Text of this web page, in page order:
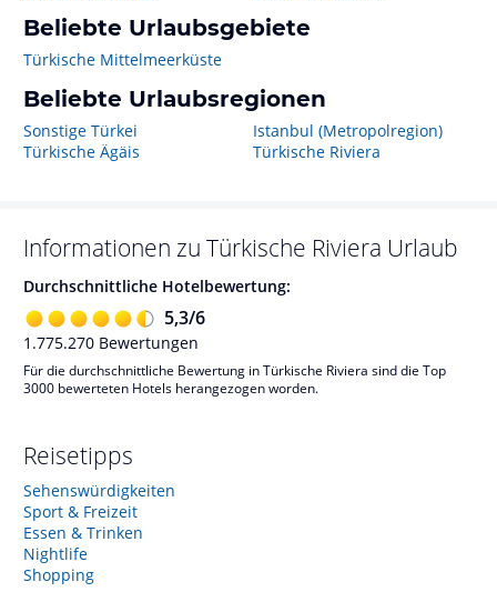
Beliebte Urlaubsgebiete
Türkische Mittelmeerküste
Beliebte Urlaubsregionen
Sonstige Türkei
Türkische Ägäis
Istanbul (Metropolregion)
Türkische Riviera
Informationen zu Türkische Riviera Urlaub
Durchschnittliche Hotelbewertung:
5,3/6
1.775.270 Bewertungen
Für die durchschnittliche Bewertung in Türkische Riviera sind die Top
3000 bewerteten Hotels herangezogen worden.
Reisetipps
Sehenswürdigkeiten
Sport & Freizeit
Essen & Trinken
Nightlife
Shopping